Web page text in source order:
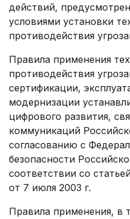
действий,
условиями установки
противодействия
Правила применения
противодействия
сертификации,
модернизации
цифрового развития,
коммуникаций
согласованию с
безопасности
соответствии со
от 7 июля 2003 г.
Правила применения, в